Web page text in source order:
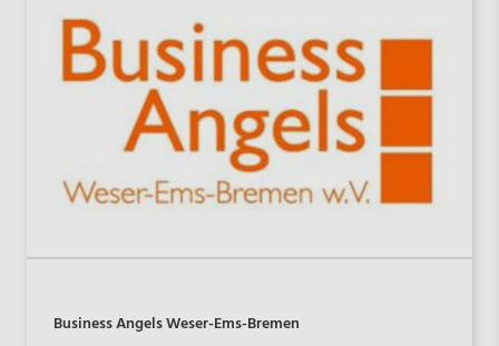
Business Angels Weser-Ems-Bremen